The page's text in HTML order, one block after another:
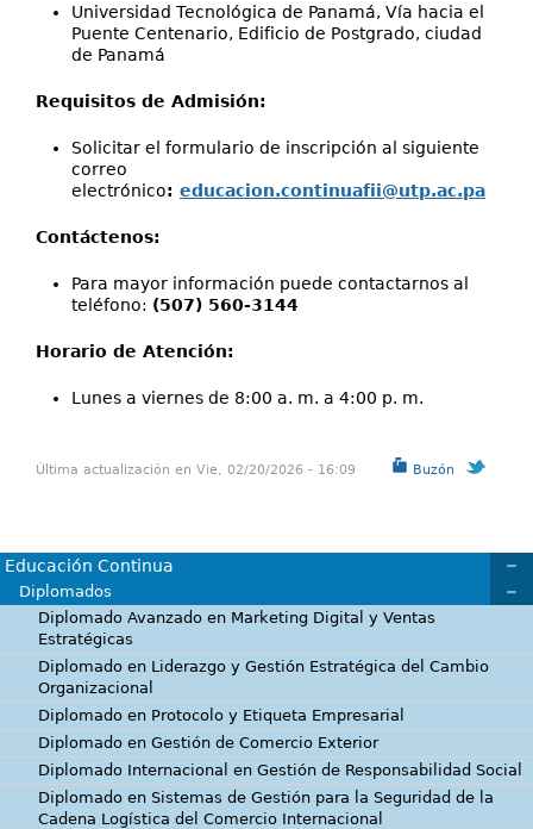
Universidad Tecnológica de Panamá, Vía hacia el
Puente Centenario, Edificio de Postgrado, ciudad
de Panamá
Requisitos de Admisión:
Solicitar el formulario de inscripción al siguiente
correo
electrónico: educacion.continuafii@utp.ac.pa
Contáctenos:
Para mayor información puede contactarnos al
teléfono: (507) 560-3144
Horario de Atención:
Lunes a viernes de 8:00 a. m. a 4:00 p. m.
Buzón
Última actualización en Vie, 02/20/2026 - 16:09
Educación Continua
Diplomados
Diplomado Avanzado en Marketing Digital y Ventas
Estratégicas
Diplomado en Liderazgo y Gestión Estratégica del Cambio
Organizacional
Diplomado en Protocolo y Etiqueta Empresarial
Diplomado en Gestión de Comercio Exterior
Diplomado Internacional en Gestión de Responsabilidad Social
Diplomado en Sistemas de Gestión para la Seguridad de la
Cadena Logística del Comercio Internacional